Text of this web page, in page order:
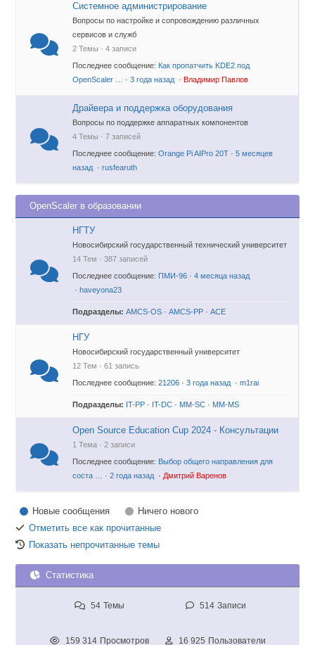
Системное администрирование
Вопросы по настройке и сопровождению различных
сервисов и служб
2 Темы · 4 записи
Последнее сообщение: Как пропатчить KDE2 под
OpenScaler …
·3 года назад ·Владимир Павлов
Драйвера и поддержка оборудования
Вопросы по поддержке аппаратных компонентов
4 Темы · 7 записей
Последнее сообщение:Orange Pi AIPro 20T ·5 месяцев
назад ·rusfearuth
OpenScaler в образовании
НГТУ
Новосибирский государственный технический университет
14 Тем · 387 записей
Последнее сообщение: ПМИ-96 ·4 месяца назад
·haveyona23
Подразделы: AMCS-OS ·AMCS-PP ·ACE
НГУ
Новосибирский государственный университет
12 Тем · 61 запись
Последнее сообщение:21206 ·3 года назад ·m1rai
Подразделы: IT-PP · IT-DC · MM-SC · MM-MS
Open Source Education Cup 2024 - Консультации
1 Тема · 2 записи
Последнее сообщение: Выбор общего направления для
соста …
·2 года назад · Дмитрий Варенов
Новые сообщения
Ничего нового
Отметить все как прочитанные
Показать непрочитанные темы
Статистика
54 Темы 514 Записи
159 314 Просмотров 16 925 Пользователи